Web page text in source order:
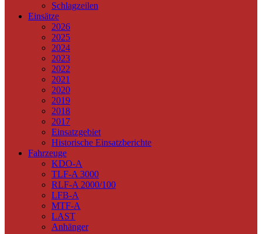
Schlagzeilen
Einsätze
2026
2025
2024
2023
2022
2021
2020
2019
2018
2017
Einsatzgebiet
Historische Einsatzberichte
Fahrzeuge
KDO-A
TLF-A 3000
RLF-A 2000/100
LFB-A
MTF-A
LAST
Anhänger